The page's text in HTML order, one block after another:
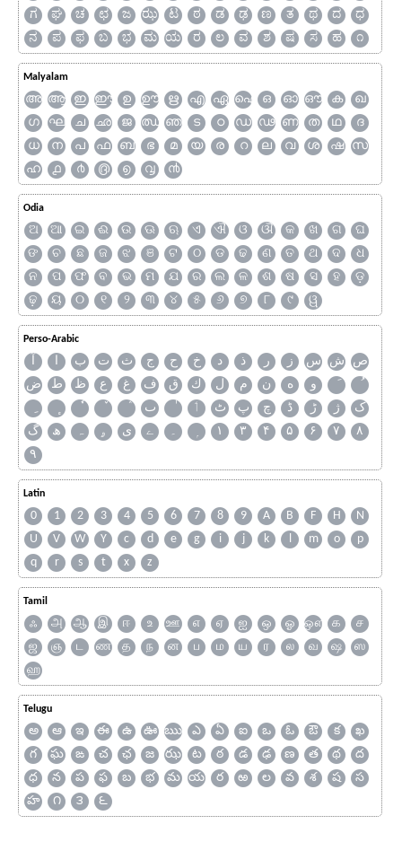
ಗ
ಘ ಚ ಛ ಜ ಝ ಟ ಠ ಡ ಢ ಣ ತ ಥ ದ
ಧ
ನ
ಪ ಫ ಬ ಭ ಮ ಯ ರ ಲ ವ ಶ ಷ ಸ ಹ ೧
Malyalam
അ ആ ഇ ഈ ഉ ഊ ഋ എ ഏ ഐ ഒ ഓ ഔ ക
ഖ
ഗ
ഘ ച ഛ ജ ഝ ഞ ട ഠ ഡ ഢ ണ ത ഥ
ദ
ധ
ന പ ഫ ബ ഭ മ യ ര റ ല വ ശ ഷ
സ
ഹ
൧ ൪ ൫ ൭ ൮ ൯
Odia
ଅ ଆ ଇ ଈ ଉ ଊ ଋ ଏ ଐ ଓ ଔ କ ଖ ଗ
ଘ
ଙ
ଚ ଛ ଜ ଝ ଞ ଟ ଠ ଡ ଢ ଣ ତ ଥ ଦ
ଧ
ନ
ପ ଫ ବ ଭ ମ ଯ ର ଲ ଳ ଶ ଷ ସ ହ
ଡ଼
ଢ଼
ୟ ୦ ୧ ୨ ୩ ୪ ୫ ୬ ୭ ୮ ୯ ୱ
Perso-Arabic
آ ا ب ت ث ج ح خ د ذ ر ز س ش ص
ض
ط ظ ع غ ف ق ك ل م ن ه
و
ٮ
ٲ ٹ پ چ ڈ ڑ ژ
ک
گ
ھ ہ ۄ ی ے ۔ ۱ ۳ ۴ ۵ ۶ ۷
۸
۹
Latin
0 1 2 3 4 5 6 7 8 9 A B F H
N
U
V W Y c d e g i j k l m o
p
q
r s t x z
Tamil
ஃ அ ஆ இ ஈ உ ஊ எ ஏ ஐ ஒ ஓ ஔ க
ச
ஜ
ஞ ட ண த ந ன ப ம ய ர ல வ ஷ
ஸ
ஹ
Telugu
అ ఆ ఇ ఈ ఉ ఊ ఋ ఎ ఏ ఐ ఒ ఓ ఔ క
ఖ
గ
ఘ ఙ చ ఛ జ ఝ ట ఠ డ ఢ ణ త థ
ద
ధ
న ప ఫ బ భ మ య ర ఱ ల వ శ ష
స
హ
౧ ౩ ౬